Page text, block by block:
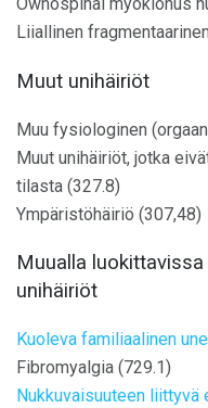
Liiallinen
Muut unihäiriöt
Muu fysiologinen
Muut unihäiriöt, jotka
tilasta (327.8)
Ympäristöhäiriö (307,48)
Muualla
unihäiriöt
Kuoleva familiaalinen
Fibromyalgia (729.1)
Nukkuvaisuuteen liittyvä